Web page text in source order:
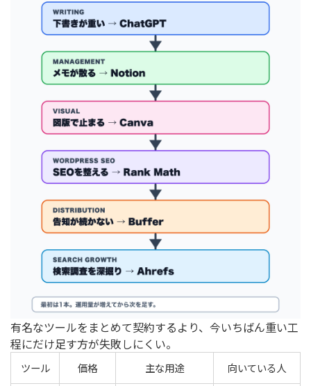
有名なツールをまとめて契約するより、今いちばん重い工
程にだけ足す方が失敗しにくい。
ツール 価格 主な用途 向いている人